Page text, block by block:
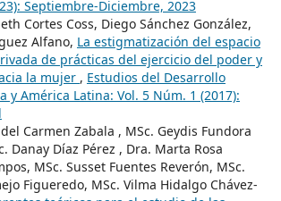
Septiembre-Diciembre, 2023
Cortes Coss, Diego Sánchez González,
Alfano, La estigmatización del espacio
de prácticas del ejercicio del poder y
la mujer , Estudios del Desarrollo
y América Latina: Vol. 5 Núm. 1 (2017):
Carmen Zabala , MSc. Geydis Fundora
Danay Díaz Pérez , Dra. Marta Rosa
MSc. Susset Fuentes Reverón, MSc.
Figueredo, MSc. Vilma Hidalgo Chávez-